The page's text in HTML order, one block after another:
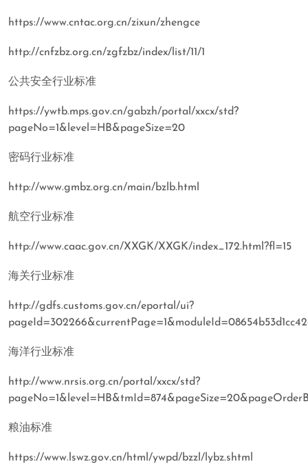
https://www.cntac.org.cn/zixun/zhengce
http://cnfzbz.org.cn/zgfzbz/index/list/11/1
公共安全行业标准
https://ywtb.mps.gov.cn/gabzh/portal/xxcx/std?
pageNo=1&level=HB&pageSize=20
密码行业标准
http://www.gmbz.org.cn/main/bzlb.html
航空行业标准
http://www.caac.gov.cn/XXGK/XXGK/index_172.html?fl=15
海关行业标准
http://gdfs.customs.gov.cn/eportal/ui?
海洋行业标准
http://www.nrsis.org.cn/portal/xxcx/std?
粮油标准
https://www.lswz.gov.cn/html/ywpd/bzzl/lybz.shtml